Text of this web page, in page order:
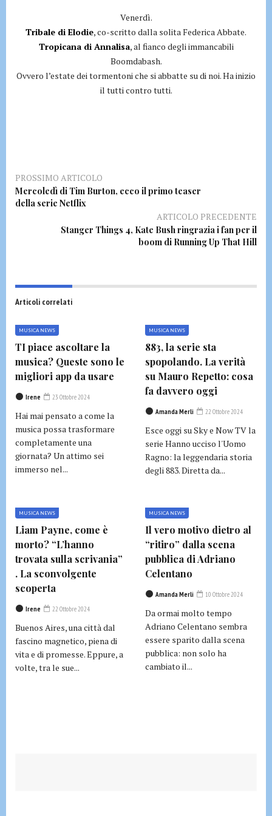
Venerdì.
Tribale di Elodie, co-scritto dalla solita Federica Abbate.
Tropicana di Annalisa, al fianco degli immancabili
Boomdabash.
Ovvero l’estate dei tormentoni che si abbatte su di noi. Ha inizio
il tutti contro tutti.
PROSSIMO ARTICOLO
Mercoledì di Tim Burton, ecco il primo teaser
della serie Netflix
ARTICOLO PRECEDENTE
Stanger Things 4, Kate Bush ringrazia i fan per il
boom di Running Up That Hill
Articoli correlati
MUSICA NEWS
TI piace ascoltare la
musica? Queste sono le
migliori app da usare
Irene 23 Ottobre 2024
Hai mai pensato a come la
musica possa trasformare
completamente una
giornata? Un attimo sei
immerso nel...
MUSICA NEWS
883, la serie sta
spopolando. La verità
su Mauro Repetto: cosa
fa davvero oggi
Amanda Merli 22 Ottobre 2024
Esce oggi su Sky e Now TV la
serie Hanno ucciso l'Uomo
Ragno: la leggendaria storia
degli 883. Diretta da...
MUSICA NEWS
Liam Payne, come è
morto? “L’hanno
trovata sulla scrivania”
. La sconvolgente
scoperta
Irene 22 Ottobre 2024
Buenos Aires, una città dal
fascino magnetico, piena di
vita e di promesse. Eppure, a
volte, tra le sue...
MUSICA NEWS
Il vero motivo dietro al
“ritiro” dalla scena
pubblica di Adriano
Celentano
Amanda Merli 10 Ottobre 2024
Da ormai molto tempo
Adriano Celentano sembra
essere sparito dalla scena
pubblica: non solo ha
cambiato il...